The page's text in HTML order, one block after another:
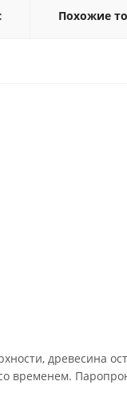
Похожие
древесина
временем.